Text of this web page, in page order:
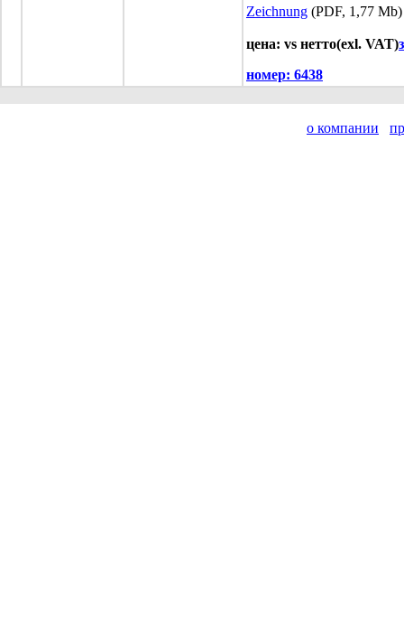
Zeichnung (PDF, 1,77 Mb)
цена: vs нетто(exl. VAT)
номер: 6438
о компании